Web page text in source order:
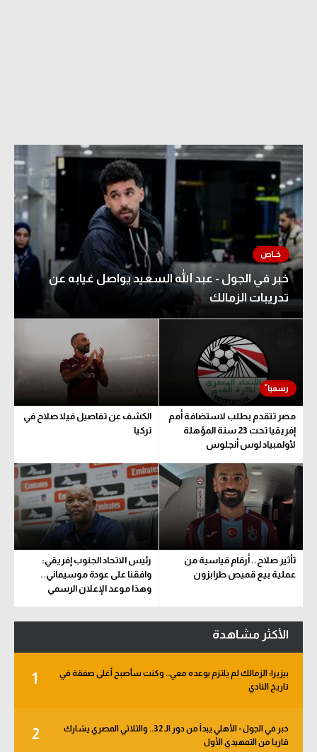
خبر في الجول - عبد الله السعيد يواصل غيابه عن
تدريبات الزمالك
مصر تتقدم بطلب لاستضافة أمم
إفريقيا تحت 23 سنة المؤهلة
لأولمبياد لوس أنجلوس
الكشف عن تفاصيل فيلا صلاح في
تركيا
تأثير صلاح.. أرقام قياسية من
عملية بيع قميص طرابزون
رئيس الاتحاد الجنوب إفريقي:
وافقنا على عودة موسيماني..
وهذا موعد الإعلان الرسمي
الأكثر مشاهدة
1
بيزيرا: الزمالك لم يلتزم بوعده معي.. وكنت سأصبح أغلى صفقة في
تاريخ النادي
2
خبر في الجول - الأهلي يبدأ من دور الـ 32.. والثلاثي المصري يشارك
قاريا من التمهيدي الأول